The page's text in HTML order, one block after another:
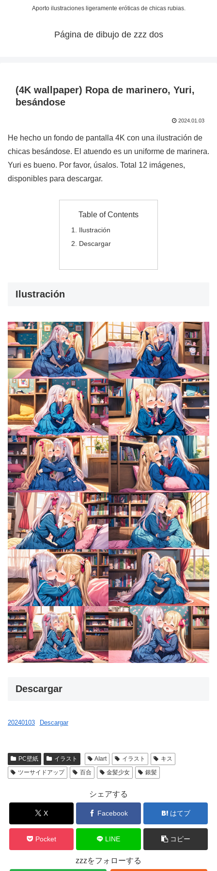
Aporto ilustraciones ligeramente eróticas de chicas rubias.
Página de dibujo de zzz dos
(4K wallpaper) Ropa de marinero, Yuri,
besándose
2024.01.03
He hecho un fondo de pantalla 4K con una ilustración de
chicas besándose. El atuendo es un uniforme de marinera.
Yuri es bueno. Por favor, úsalos. Total 12 imágenes,
disponibles para descargar.
Table of Contents
Ilustración
Descargar
Ilustración
Descargar
20240103 Descargar
PC壁紙 イラスト AIart イラスト
キス
ツーサイドアップ
百合 金髪少女 銀髪
シェアする
X Facebook はてブ
Pocket LINE コピー
zzzをフォローする